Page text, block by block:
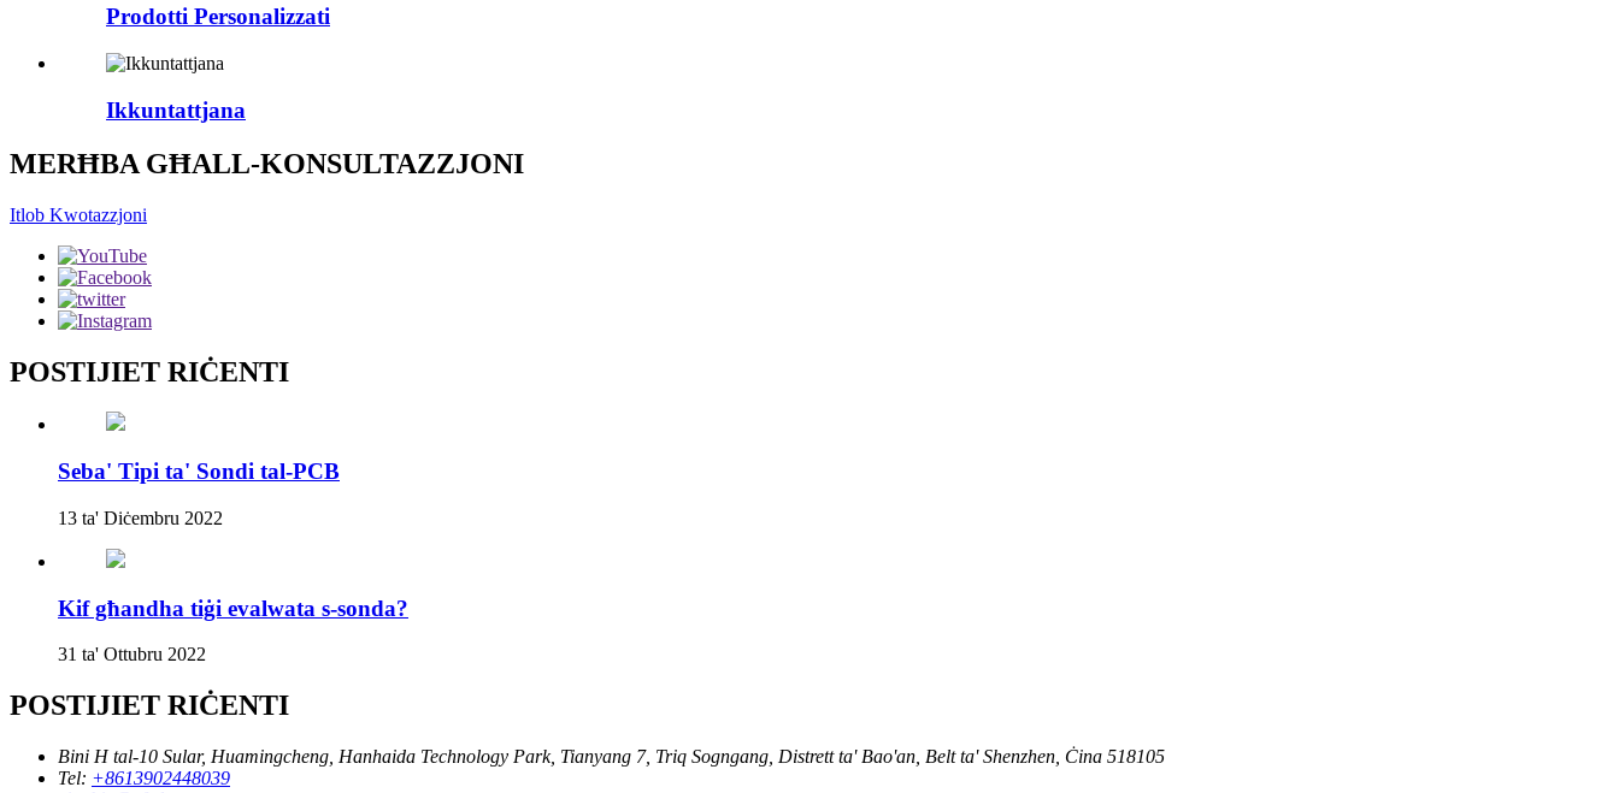
Prodotti Personalizzati
Ikkuntattjana
MERĦBA GĦALL-KONSULTAZZJONI
Itlob Kwotazzjoni
POSTIJIET RIĊENTI
Seba' Tipi ta' Sondi tal-PCB
13 ta' Diċembru 2022
Kif għandha tiġi evalwata s-sonda?
31 ta' Ottubru 2022
POSTIJIET RIĊENTI
Bini H tal-10 Sular, Huamingcheng, Hanhaida Technology Park, Tianyang 7, Triq Sogngang, Distrett ta' Bao'an, Belt ta' Shenzhen, Ċina 518105
Tel: +8613902448039